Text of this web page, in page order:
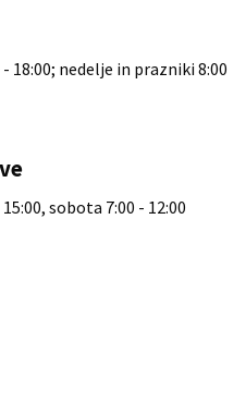
18:00; nedelje in prazniki 8:00
sobota 7:00 - 12:00